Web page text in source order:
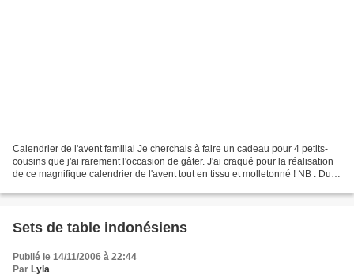
Calendrier de l'avent familial Je cherchais à faire un cadeau pour 4 petits-
cousins que j'ai rarement l'occasion de gâter. J'ai craqué pour la réalisation
de ce magnifique calendrier de l'avent tout en tissu et molletonné ! NB : Du 5
Sets de table indonésiens
Publié le 14/11/2006 à 22:44
Par Lyla